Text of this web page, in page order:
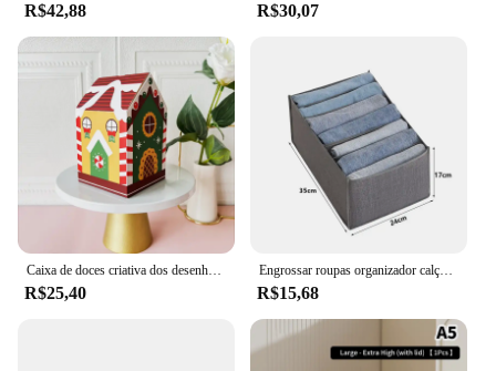
R$42,88 R$30,07
Caixa de doces criativa dos desenhos animados, Embalagem de cookies Sweet House Chocolate, Festa Festival, Presente Infantil, Natal, 10Pcs
R$25,40
Engrossar roupas organizador calças camisola armários de armazenamento gavetas organizador jeans caixa de armazenamento guarda-roupa organizadores de armazenamento de roupas
R$15,68